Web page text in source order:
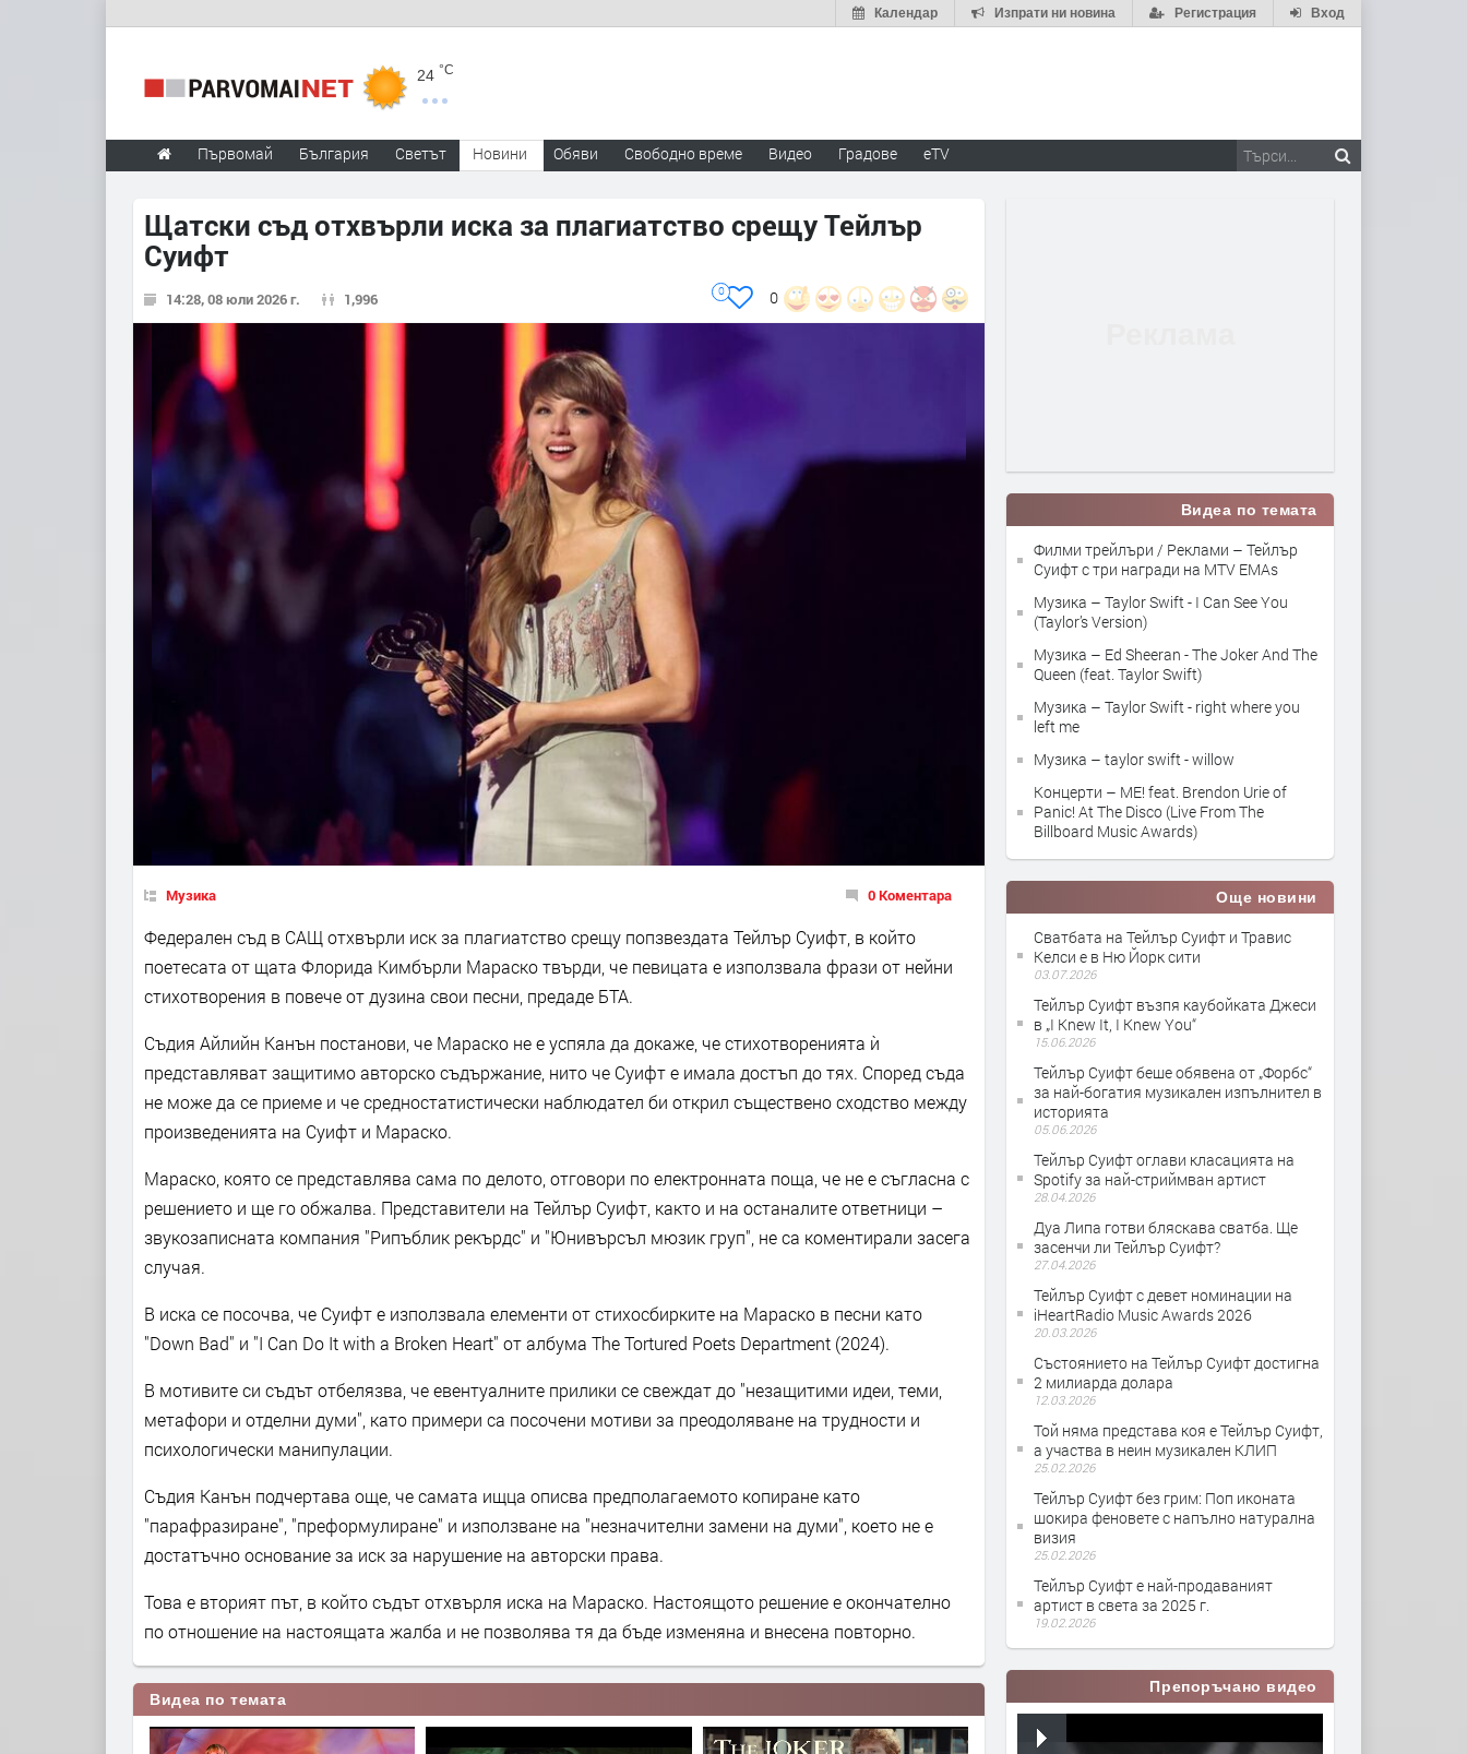
Вход
Регистрация
Изпрати ни новина
Календар
24 °C
Първомай България Светът Новини Обяви Свободно време Видео Градове eTV
Щатски съд отхвърли иска за плагиатство срещу Тейлър
Суифт
14:28, 08 юли 2026 г. 1,996 0
0
Музика 0 Коментара
Федерален съд в САЩ отхвърли иск за плагиатство срещу попзвездата Тейлър Суифт, в който
поетесата от щата Флорида Кимбърли Мараско твърди, че певицата е използвала фрази от нейни
стихотворения в повече от дузина свои песни, предаде БТА.
Съдия Айлийн Канън постанови, че Мараско не е успяла да докаже, че стихотворенията ѝ
представляват защитимо авторско съдържание, нито че Суифт е имала достъп до тях. Според съда
не може да се приеме и че средностатистически наблюдател би открил съществено сходство между
произведенията на Суифт и Мараско.
Мараско, която се представлява сама по делото, отговори по електронната поща, че не е съгласна с
решението и ще го обжалва. Представители на Тейлър Суифт, както и на останалите ответници –
звукозаписната компания "Рипъблик рекърдс" и "Юнивърсъл мюзик груп", не са коментирали засега
случая.
В иска се посочва, че Суифт е използвала елементи от стихосбирките на Мараско в песни като
"Down Bad" и "I Can Do It with a Broken Heart" от албума The Tortured Poets Department (2024).
В мотивите си съдът отбелязва, че евентуалните прилики се свеждат до "незащитими идеи, теми,
метафори и отделни думи", като примери са посочени мотиви за преодоляване на трудности и
психологически манипулации.
Съдия Канън подчертава още, че самата ищца описва предполагаемото копиране като
"парафразиране", "преформулиране" и използване на "незначителни замени на думи", което не е
достатъчно основание за иск за нарушение на авторски права.
Това е вторият път, в който съдът отхвърля иска на Мараско. Настоящото решение е окончателно
по отношение на настоящата жалба и не позволява тя да бъде изменяна и внесена повторно.
Видеа по темата
Видеа по темата
Филми трейлъри / Реклами – Тейлър
Суифт с три награди на MTV EMAs
Музика – Taylor Swift - I Can See You
(Taylor’s Version)
Музика – Ed Sheeran - The Joker And The
Queen (feat. Taylor Swift)
Музика – Taylor Swift - right where you
left me
Музика – taylor swift - willow
Концерти – ME! feat. Brendon Urie of
Panic! At The Disco (Live From The
Billboard Music Awards)
Още новини
Сватбата на Тейлър Суифт и Травис
Келси е в Ню Йорк сити
03.07.2026
Тейлър Суифт възпя каубойката Джеси
в „I Knew It, I Knew You“
15.06.2026
Тейлър Суифт беше обявена от „Форбс“
за най-богатия музикален изпълнител в
историята
05.06.2026
Тейлър Суифт оглави класацията на
Spotify за най-стриймван артист
28.04.2026
Дуа Липа готви бляскава сватба. Ще
засенчи ли Тейлър Суифт?
27.04.2026
Тейлър Суифт с девет номинации на
iHeartRadio Music Awards 2026
20.03.2026
Състоянието на Тейлър Суифт достигна
2 милиарда долара
12.03.2026
Той няма представа коя е Тейлър Суифт,
а участва в неин музикален КЛИП
25.02.2026
Тейлър Суифт без грим: Поп иконата
шокира феновете с напълно натурална
визия
25.02.2026
Тейлър Суифт е най-продаваният
артист в света за 2025 г.
19.02.2026
Препоръчано видео